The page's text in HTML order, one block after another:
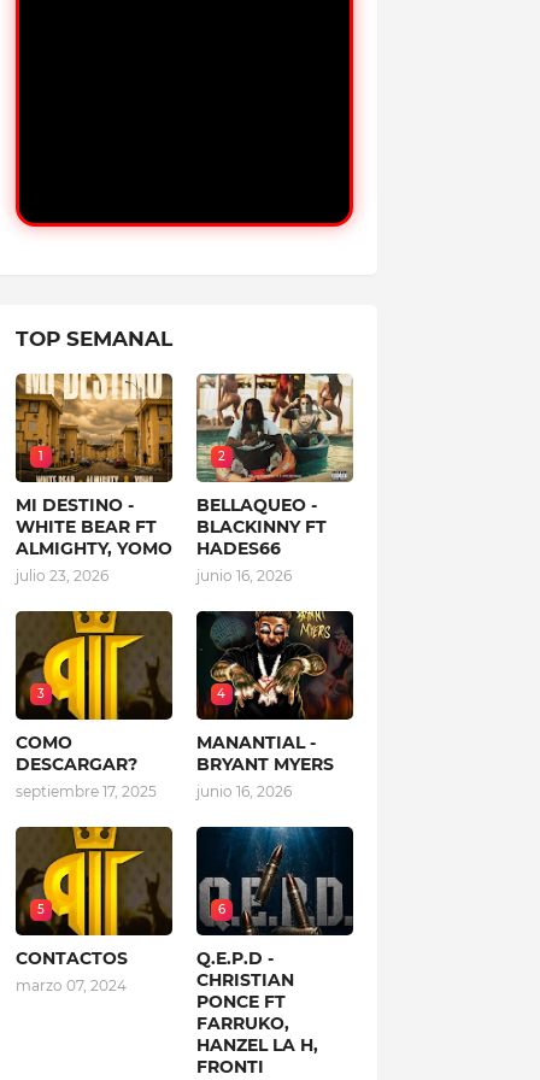
TOP SEMANAL
1
MI DESTINO -
WHITE BEAR FT
ALMIGHTY, YOMO
julio 23, 2026
2
BELLAQUEO -
BLACKINNY FT
HADES66
junio 16, 2026
3
COMO
DESCARGAR?
septiembre 17, 2025
4
MANANTIAL -
BRYANT MYERS
junio 16, 2026
5
CONTACTOS
marzo 07, 2024
6
Q.E.P.D -
CHRISTIAN
PONCE FT
FARRUKO,
HANZEL LA H,
FRONTI